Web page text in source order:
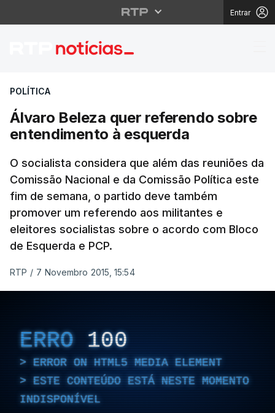
Entrar
Álvaro Beleza quer
POLÍTICA
Álvaro Beleza quer referendo sobre
entendimento à esquerda
O socialista considera que além das reuniões da
Comissão Nacional e da Comissão Política este
fim de semana, o partido deve também
promover um referendo aos militantes e
eleitores socialistas sobre o acordo com Bloco
de Esquerda e PCP.
RTP / 7 Novembro 2015, 15:54
ERRO 100
ERROR ON HTML5 MEDIA ELEMENT
ESTE CONTEÚDO ESTÁ NESTE MOMENTO
INDISPONÍVEL